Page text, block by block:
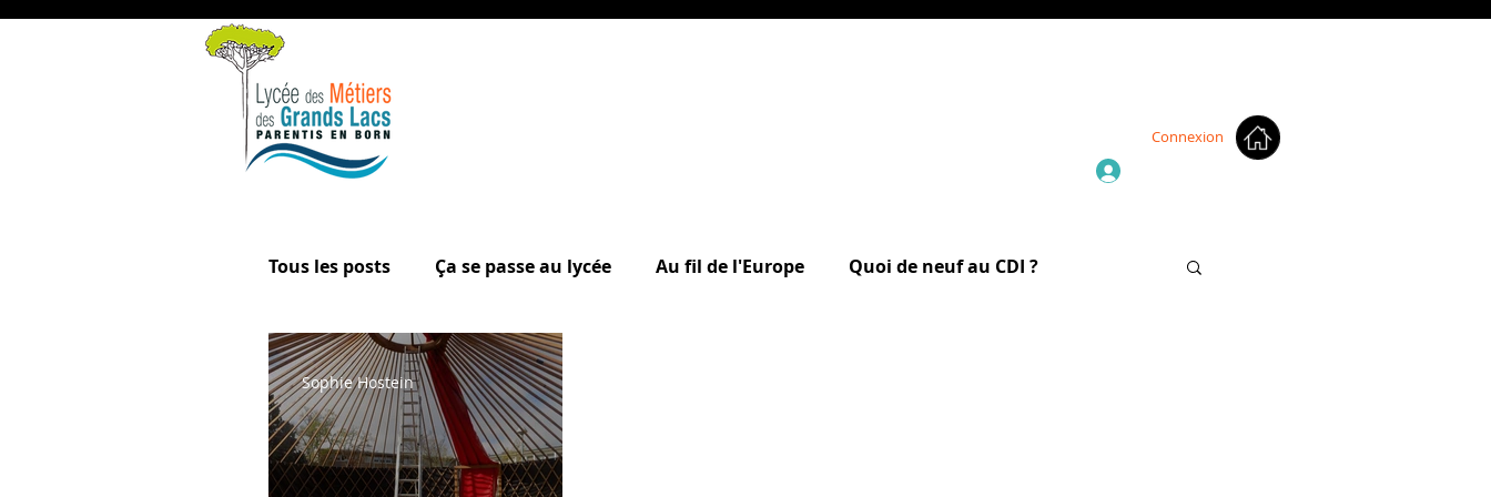
Connexion
Tous les posts Ça se passe au lycée Au fil de l'Europe Quoi de neuf au CDI ?
La page des élèves
Sophie Hostein
9 mai 2017 1 Min